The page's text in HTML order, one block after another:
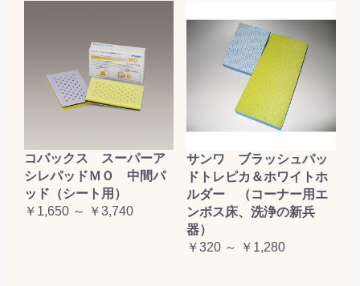
コバックス スーパーア
シレパッドＭＯ 中間パ
ッド（シート用）
￥1,650 ～ ￥3,740
サンワ ブラッシュパッ
ドトレピカ＆ホワイトホ
ルダー （コーナー用エ
ンボス床、洗浄の新兵
器）
￥320 ～ ￥1,280